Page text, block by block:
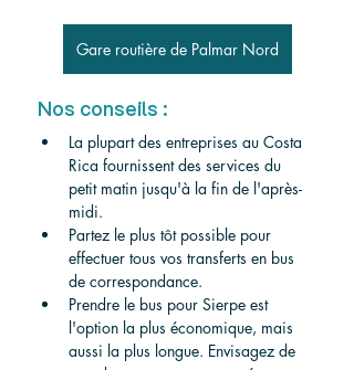
Gare routière de Palmar Nord
Nos conseils :
La plupart des entreprises au Costa
Rica fournissent des services du
petit matin jusqu'à la fin de l'après-
midi.
Partez le plus tôt possible pour
effectuer tous vos transferts en bus
de correspondance.
Prendre le bus pour Sierpe est
l'option la plus économique, mais
aussi la plus longue. Envisagez de